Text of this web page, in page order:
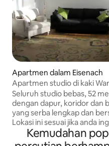
Apartmen dalam Eisenach
Apartmen studio di kaki
Seluruh studio bebas, 52
dengan dapur, koridor dan
yang serba lengkap dan
Lokasi ini sesuai jika anda
Eisenach, Wartburg, atau
mendaki dengan berjalan
Kemudahan